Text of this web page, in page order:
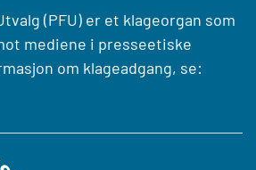
(PFU) er et klageorgan som
mediene i presseetiske
om klageadgang, se: